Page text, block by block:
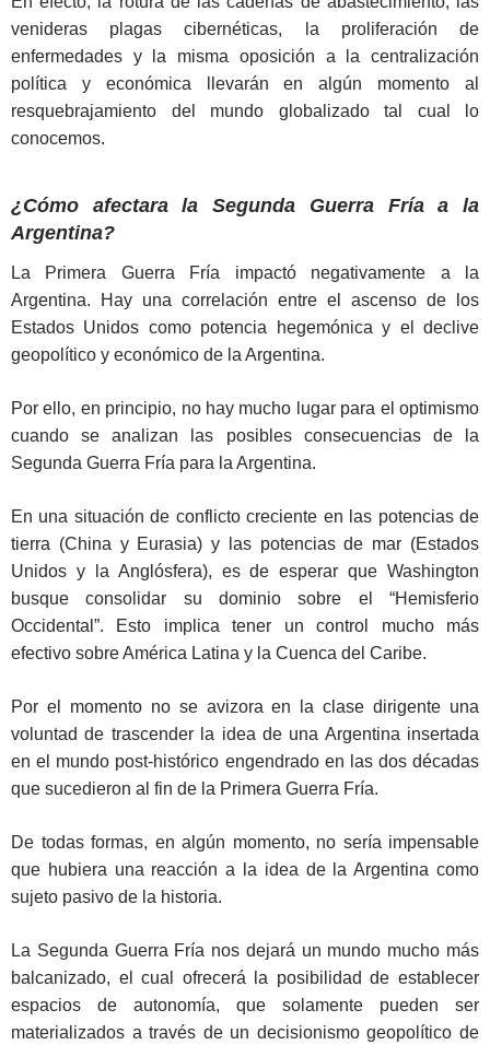
venideras plagas cibernéticas, la proliferación de
enfermedades y la misma oposición a la centralización
política y económica llevarán en algún momento al
resquebrajamiento del mundo globalizado tal cual lo
conocemos.
¿Cómo afectara la Segunda Guerra Fría a la
Argentina?
La Primera Guerra Fría impactó negativamente a la
Argentina. Hay una correlación entre el ascenso de los
Estados Unidos como potencia hegemónica y el declive
geopolítico y económico de la Argentina.
Por ello, en principio, no hay mucho lugar para el optimismo
cuando se analizan las posibles consecuencias de la
Segunda Guerra Fría para la Argentina.
En una situación de conflicto creciente en las potencias de
tierra (China y Eurasia) y las potencias de mar (Estados
Unidos y la Anglósfera), es de esperar que Washington
busque consolidar su dominio sobre el “Hemisferio
Occidental”. Esto implica tener un control mucho más
efectivo sobre América Latina y la Cuenca del Caribe.
Por el momento no se avizora en la clase dirigente una
voluntad de trascender la idea de una Argentina insertada
en el mundo post-histórico engendrado en las dos décadas
que sucedieron al fin de la Primera Guerra Fría.
De todas formas, en algún momento, no sería impensable
que hubiera una reacción a la idea de la Argentina como
sujeto pasivo de la historia.
La Segunda Guerra Fría nos dejará un mundo mucho más
balcanizado, el cual ofrecerá la posibilidad de establecer
espacios de autonomía, que solamente pueden ser
materializados a través de un decisionismo geopolítico de